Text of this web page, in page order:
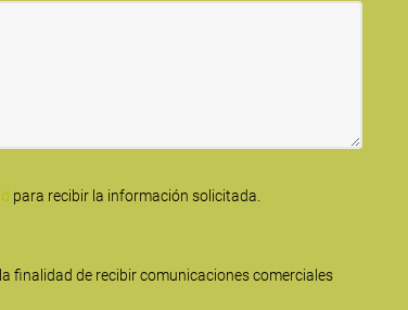
para recibir la información solicitada.
finalidad de recibir comunicaciones comerciales